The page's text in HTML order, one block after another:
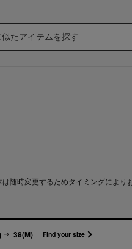
似たアイテムを探す
随時変更するためタイミングにより
38(M) Find your size